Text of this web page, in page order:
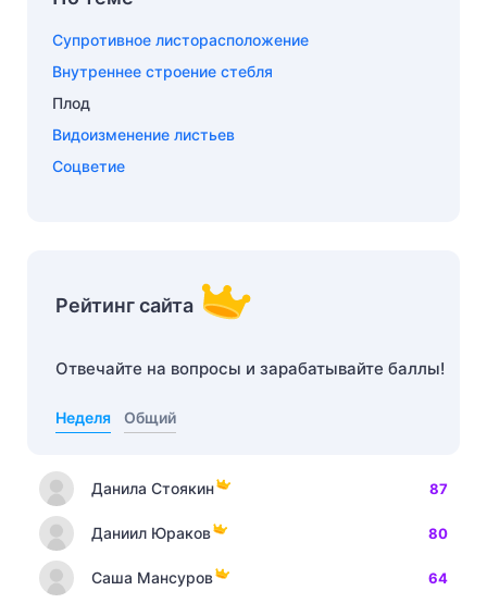
Супротивное листорасположение
Внутреннее строение стебля
Плод
Видоизменение листьев
Соцветие
Рейтинг сайта
Отвечайте на вопросы и зарабатывайте баллы!
Неделя Общий
Данила Стоякин 87
Даниил Юраков 80
Саша Мансуров 64